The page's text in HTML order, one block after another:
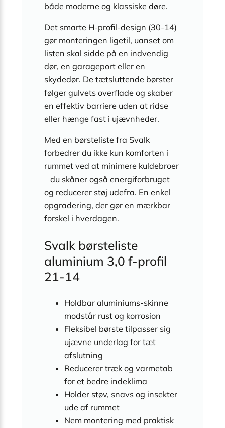
både moderne og klassiske døre.
Det smarte H-profil-design (30-14)
gør monteringen ligetil, uanset om
listen skal sidde på en indvendig
dør, en garageport eller en
skydedør. De tætsluttende børster
følger gulvets overflade og skaber
en effektiv barriere uden at ridse
eller hænge fast i ujævnheder.
Med en børsteliste fra Svalk
forbedrer du ikke kun komforten i
rummet ved at minimere kuldebroer
– du skåner også energiforbruget
og reducerer støj udefra. En enkel
opgradering, der gør en mærkbar
forskel i hverdagen.
Svalk børsteliste
aluminium 3,0 f-profil
21-14
Holdbar aluminiums-skinne
modstår rust og korrosion
Fleksibel børste tilpasser sig
ujævne underlag for tæt
afslutning
Reducerer træk og varmetab
for et bedre indeklima
Holder støv, snavs og insekter
ude af rummet
Nem montering med praktisk